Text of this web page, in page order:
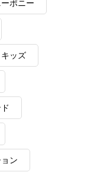
ポニー
ッズ
ン